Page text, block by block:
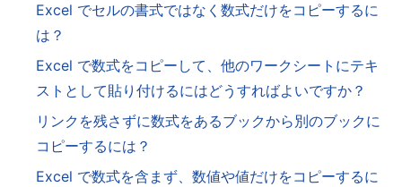
Excel でセルの書式ではなく数式だけをコピーするに
は？
Excel で数式をコピーして、他のワークシートにテキ
ストとして貼り付けるにはどうすればよいですか？
リンクを残さずに数式をあるブックから別のブックに
コピーするには？
Excel で数式を含まず、数値や値だけをコピーするに